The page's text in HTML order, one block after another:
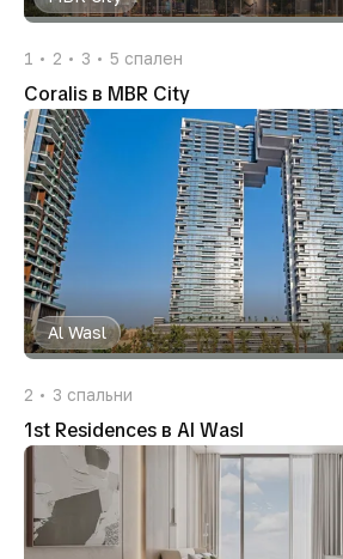
1 2 3 5 спален
Coralis в MBR City
Al Wasl
2 3 спальни
1st Residences в Al Wasl